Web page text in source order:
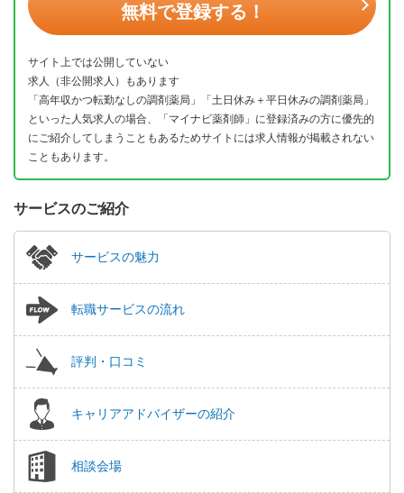
無料で登録する！
サイト上では公開していない
求人（非公開求人）もあります
「高年収かつ転勤なしの調剤薬局」「土日休み＋平日休みの調剤薬局」
といった人気求人の場合、「マイナビ薬剤師」に登録済みの方に優先的
にご紹介してしまうこともあるためサイトには求人情報が掲載されない
こともあります。
サービスのご紹介
サービスの魅力
転職サービスの流れ
評判・口コミ
キャリアアドバイザーの紹介
相談会場